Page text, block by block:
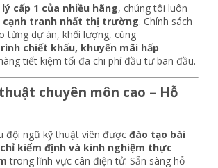
cấp 1 của nhiều hãng, chúng tôi luôn
cạnh tranh nhất thị trường. Chính sách
từng dự án, khối lượng, cùng
chiết khấu, khuyến mãi hấp
tiết kiệm tối đa chi phí đầu tư ban đầu.
chuyên môn cao – Hỗ
đội ngũ kỹ thuật viên được đào tạo bài
kiểm định và kinh nghiệm thực
trong lĩnh vực cân điện tử. Sẵn sàng hỗ